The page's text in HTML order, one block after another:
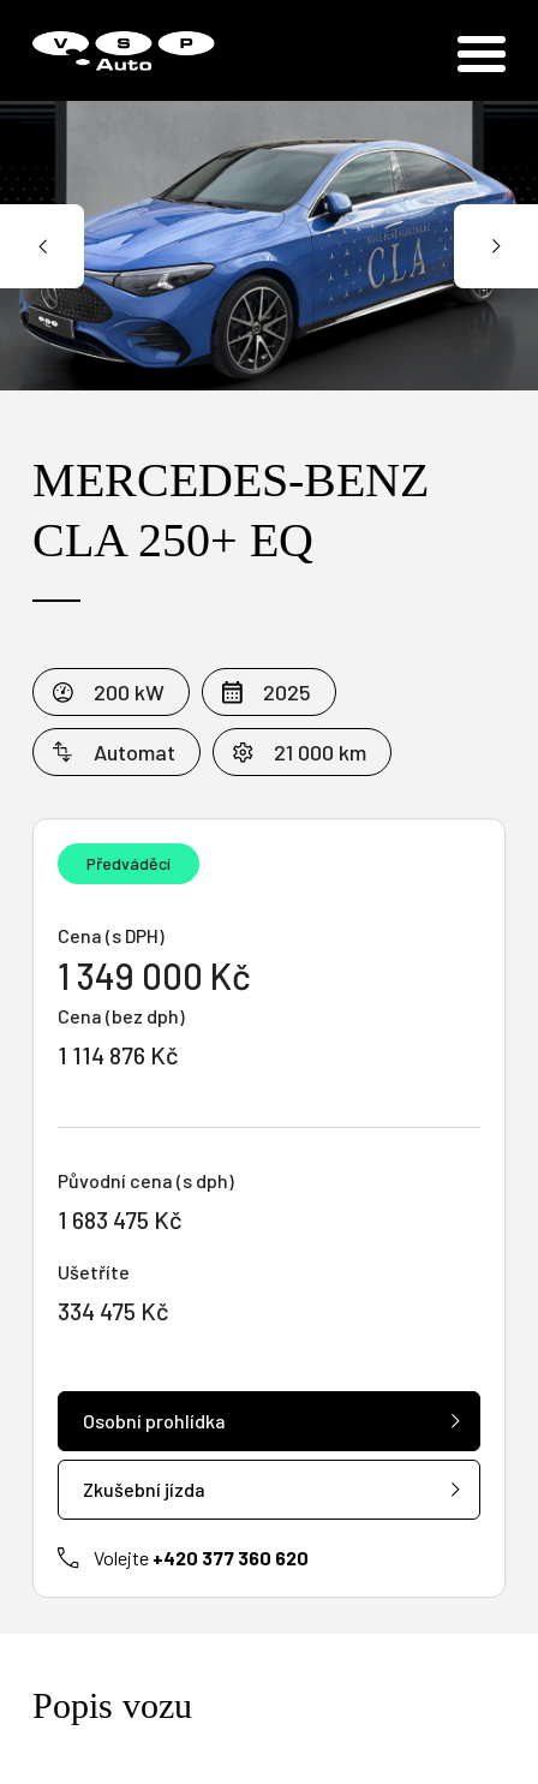
MERCEDES-BENZ
CLA 250+ EQ
200 kW 2025
Automat 21 000 km
Předváděcí
Cena (s DPH)
1 349 000 Kč
Cena (bez dph)
1 114 876 Kč
Původní cena (s dph)
1 683 475 Kč
Ušetříte
334 475 Kč
Osobní prohlídka
Zkušební jízda
Volejte +420 377 360 620
Popis vozu
Zákaznická podpora
Vítejte u VSP Auto s.r.o.